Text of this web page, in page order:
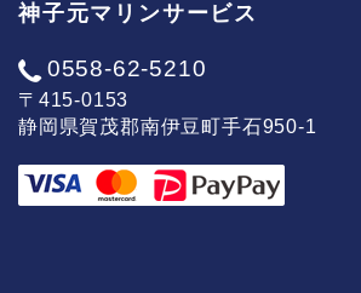
神子元マリンサービス
0558-62-5210
〒415-0153
静岡県賀茂郡南伊豆町手石950-1